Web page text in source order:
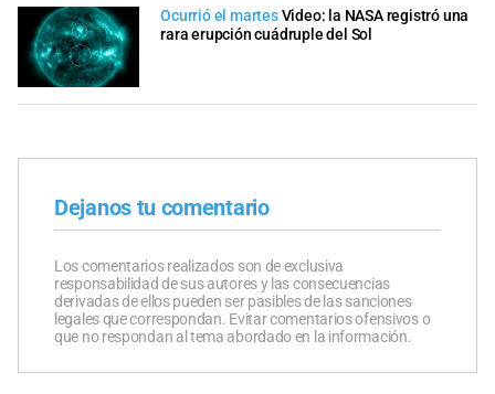
Ocurrió el martesVideo: la NASA registró una
rara erupción cuádruple del Sol
Dejanos tu comentario
Los comentarios realizados son de exclusiva
responsabilidad de sus autores y las consecuencias
derivadas de ellos pueden ser pasibles de las sanciones
legales que correspondan. Evitar comentarios ofensivos o
que no respondan al tema abordado en la información.